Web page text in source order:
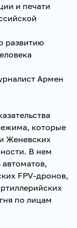
и печати
развитию
Армен
которые
Женевских
В нем
FPV-дронов,
по лицам